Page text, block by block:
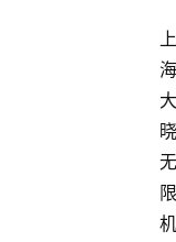
上
海
大
晓
无
限
机